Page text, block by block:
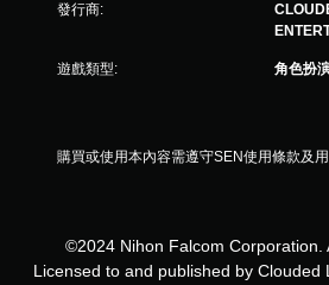
發行商:
遊戲類型: 角色扮
購買或使用本內容需遵守SEN使用條款及用
©2024 Nihon Falcom Corporation.
Licensed to and published by Clouded